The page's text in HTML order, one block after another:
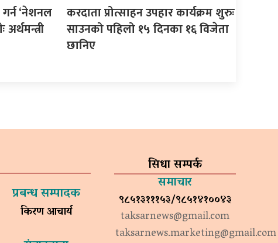
‘नेशनल
करदाता प्रोत्साहन उपहार कार्यक्रम शुरुः
साउनको पहिलो १५ दिनका १६ विजेता
छानिए
प्रबन्ध सम्पादक
किरण आचार्य
सिधा सम्पर्क
समाचार
९८५१३१११५३/९८५१४१००४३
taksarnews@gmail.com
taksarnews.marketing@gmail.com